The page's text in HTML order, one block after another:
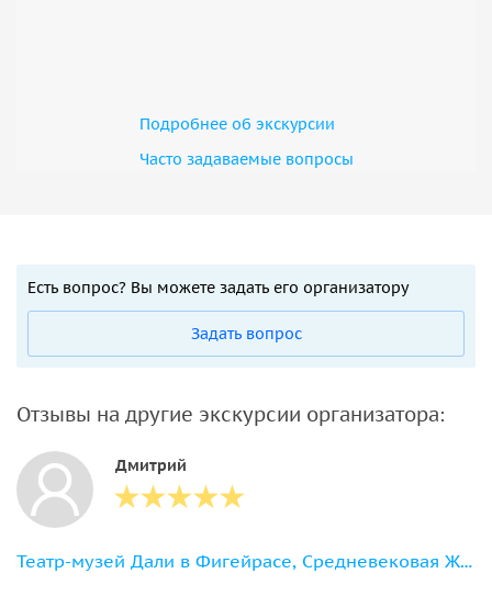
Подробнее об экскурсии
Часто задаваемые вопросы
Есть вопрос? Вы можете задать его организатору
Задать вопрос
Отзывы на другие экскурсии организатора:
Дмитрий
Театр-музей Дали в Фигейрасе, Средневековая Жирона — город 1000 осад